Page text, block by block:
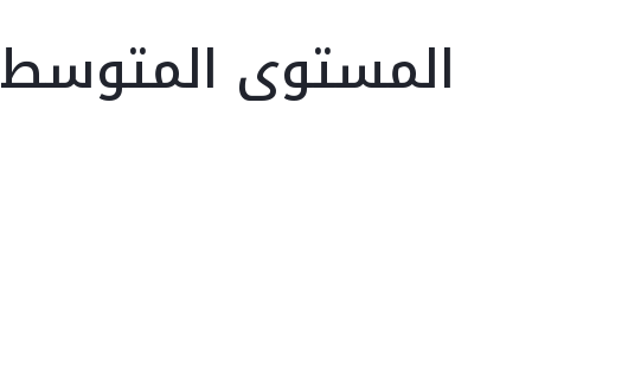
المستوى المتوسط